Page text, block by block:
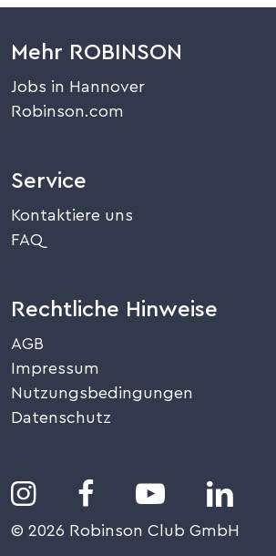
Mehr ROBINSON
Jobs in Hannover
Robinson.com
Service
Kontaktiere uns
FAQ
Rechtliche Hinweise
AGB
Impressum
Nutzungsbedingungen
Datenschutz
   
© 2026 Robinson Club GmbH